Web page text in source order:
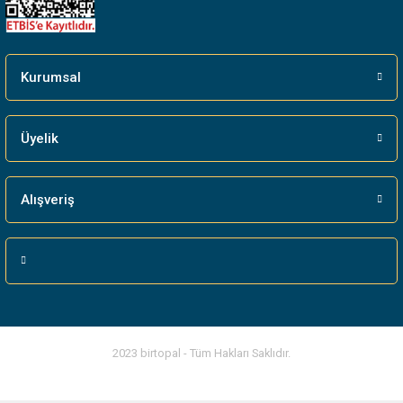
Kurumsal
Üyelik
Alışveriş
2023 birtopal - Tüm Hakları Saklıdır.